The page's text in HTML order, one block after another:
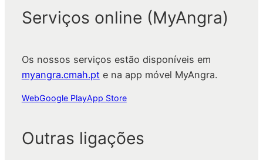
Serviços online (MyAngra)
Os nossos serviços estão disponíveis em
myangra.cmah.pt e na app móvel MyAngra.
WebGoogle PlayApp Store
Outras ligações